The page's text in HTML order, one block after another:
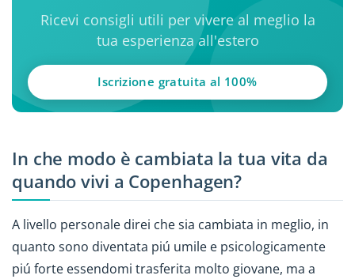
Ricevi consigli utili per vivere al meglio la
tua esperienza all'estero
Iscrizione gratuita al 100%
In che modo è cambiata la tua vita da
quando vivi a Copenhagen?
A livello personale direi che sia cambiata in meglio, in
quanto sono diventata piú umile e psicologicamente
piú forte essendomi trasferita molto giovane, ma a